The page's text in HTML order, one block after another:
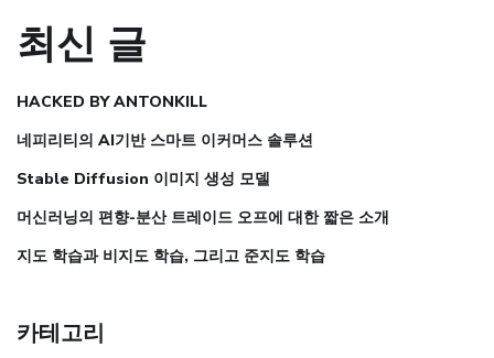
최신 글
HACKED BY ANTONKILL
네피리티의 AI기반 스마트 이커머스 솔루션
Stable Diffusion 이미지 생성 모델
머신러닝의 편향-분산 트레이드 오프에 대한 짧은 소개
지도 학습과 비지도 학습, 그리고 준지도 학습
카테고리